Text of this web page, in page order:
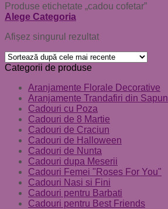
Produse etichetate „cadou cofetar”
Alege Categoria
Afișez singurul rezultat
Categorii de produse
Aranjamente Florale Decorative
Aranjamente Trandafiri din Sapun
Cadouri cu Poza
Cadouri de 8 Martie
Cadouri de Craciun
Cadouri de Halloween
Cadouri de Nunta
Cadouri dupa Meserii
Cadouri Femei "Roses For You"
Cadouri Nasi si Fini
Cadouri pentru Barbati
Cadouri pentru Best Friends